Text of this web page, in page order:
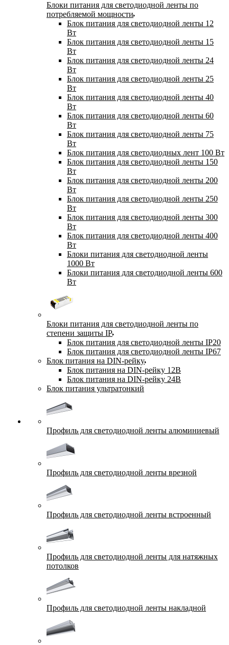
Блоки питания для светодиодной ленты по
потребляемой мощности
Блок питания для светодиодной ленты 12
Вт
Блок питания для светодиодной ленты 15
Вт
Блок питания для светодиодной ленты 24
Вт
Блок питания для светодиодной ленты 25
Вт
Блок питания для светодиодной ленты 40
Вт
Блок питания для светодиодной ленты 60
Вт
Блок питания для светодиодной ленты 75
Вт
Блок питания для светодиодных лент 100 Вт
Блок питания для светодиодной ленты 150
Вт
Блок питания для светодиодной ленты 200
Вт
Блок питания для светодиодной ленты 250
Вт
Блок питания для светодиодной ленты 300
Вт
Блок питания для светодиодной ленты 400
Вт
Блоки питания для светодиодной ленты
1000 Вт
Блоки питания для светодиодной ленты 600
Вт
Блоки питания для светодиодной ленты по
степени защиты IP
Блок питания для светодиодной ленты IP20
Блок питания для светодиодной ленты IP67
Блок питания на DIN-рейку
Блок питания на DIN-рейку 12В
Блок питания на DIN-рейку 24В
Блок питания ультратонкий
Профиль для светодиодной ленты алюминиевый
Профиль для светодиодной ленты врезной
Профиль для светодиодной ленты встроенный
Профиль для светодиодной ленты для натяжных
потолков
Профиль для светодиодной ленты накладной